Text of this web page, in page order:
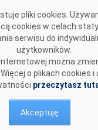
pliki cookies.
cookies w celach
serwisu do
użytkowników.
można
o plikach cookies i
przeczytasz
Akceptuję